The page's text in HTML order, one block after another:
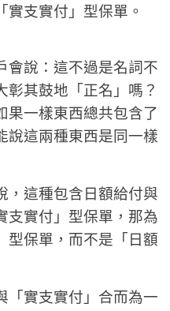
支實付」型保單。
會說：這不過是名詞不
彰其鼓地「正名」嗎？
果一樣東西總共包含了
說這兩種東西是同一樣
，這種包含日額給付與
支實付」型保單，那為
型保單，而不是「日額
「實支實付」合而為一